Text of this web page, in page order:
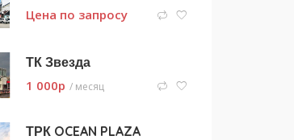
Цена по запросу
ТК Звезда
1 000p / месяц
ТРК OCEAN PLAZA